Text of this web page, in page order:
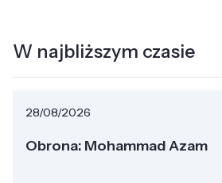
W najbliższym czasie
28/08/2026
Obrona: Mohammad Azam